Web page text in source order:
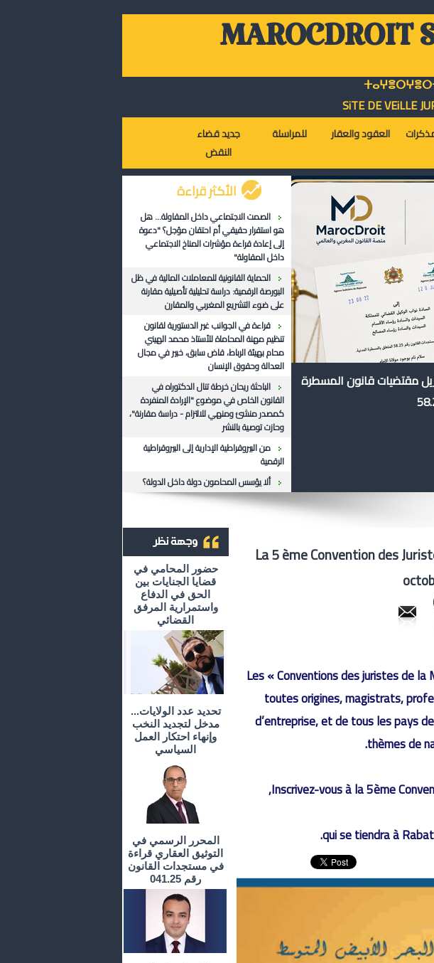
MAROCDROIT
ⵜⴰⵖⴻⵔⵖⴻⵔⵜ
جديد قضاء
النقض
للمراسلة العقود والعقار
الأكثر قراءة
الصمت الاجتماعي داخل المقاولة... هل
هو استقرار حقيقي أم احتقان مؤجل؟ "دعوة
إلى إعادة قراءة مؤشرات المناخ الاجتماعي
داخل المقاولة"
الحماية القانونية للمعاملات المالية في ظل
البورصة الرقمية: دراسة تحليلية تأصيلية مقارنة
على ضوء التشريع المغربي والمقارن
قراءة في الجوانب غير الدستورية لقانون
تنظيم مهنة المحاماة للأستاذ محمد الهيني
محام بهيئة الرباط، قاض سابق، خبير في مجال
العدالة وحقوق الإنسان
الباحثة ريحان خرطة تنال الدكتوراه في
القانون الخاص في موضوع "الإرادة المنفردة
كمصدر منشئ ومنهي للالتزام - دراسة مقارنة"،
وحازت توصية بالنشر
من البيروقراطية الإدارية إلى البيروقراطية
الرقمية
ألا يؤسس المحامون دولة داخل الدولة؟
مقتضيات قانون المسطرة
حضور المحامي في
قضايا الجنايات بين
الحق في الدفاع
واستمرارية المرفق
القضائي
تحديد عدد الولايات...
مدخل لتجديد النخب
وإنهاء احتكار العمل
السياسي
المحرر الرسمي في
التوثيق العقاري قراءة
في مستجدات القانون
رقم 041.25
La 5 ème Convention des
Les « Conventions des juristes de
toutes origines, magistrats,
d’entreprise, et de tous les pays
thèmes de
Inscrivez-vous à la 5ème
qui se tiendra à